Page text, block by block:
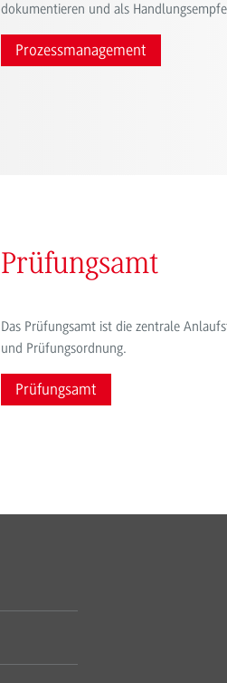
dokumentieren und als
Prozessmanagement
Prüfungsamt
Das Prüfungsamt ist die zentrale
und Prüfungsordnung.
Prüfungsamt